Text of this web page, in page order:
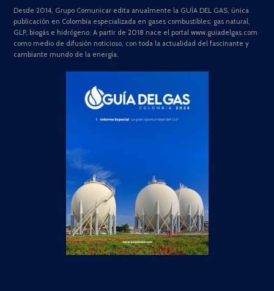
Desde 2014, Grupo Comunicar edita anualmente la GUÍA DEL GAS, única
publicación en Colombia especializada en gases combustibles: gas natural,
GLP, biogás e hidrógeno. A partir de 2018 nace el portal www.guiadelgas.com
como medio de difusión noticioso, con toda la actualidad del fascinante y
cambiante mundo de la energía.